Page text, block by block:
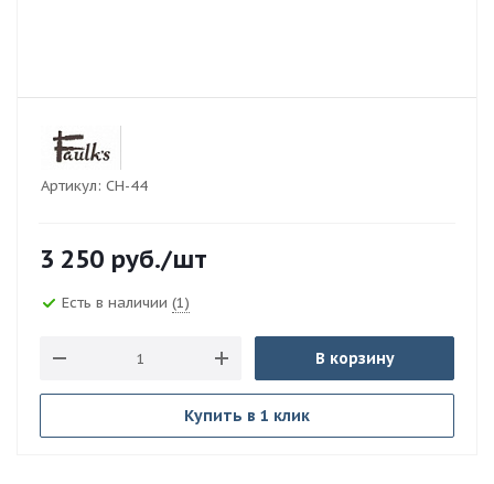
Артикул: CH-44
3 250 руб./шт
Есть в наличии (1)
В корзину
Купить в 1 клик